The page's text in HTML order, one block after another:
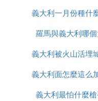
泡芙的整體讀音是
o，聲調四聲。芙的
2、什麼是泡芙
泡芙，也叫氣鼓、哈
點心，源自手義大利
膩，深受廣大甜食愛
做什麼
義大利一月份種什
羅馬與義大利哪
義大利被火山活埋
叫什麼
義大利面怎麼這么
義大利最怕什麼